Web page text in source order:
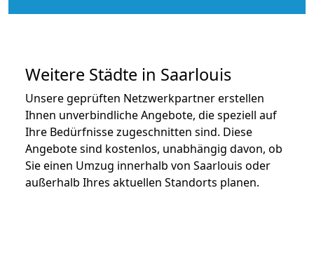
Weitere Städte in Saarlouis
Unsere geprüften Netzwerkpartner erstellen
Ihnen unverbindliche Angebote, die speziell auf
Ihre Bedürfnisse zugeschnitten sind. Diese
Angebote sind kostenlos, unabhängig davon, ob
Sie einen Umzug innerhalb von Saarlouis oder
außerhalb Ihres aktuellen Standorts planen.